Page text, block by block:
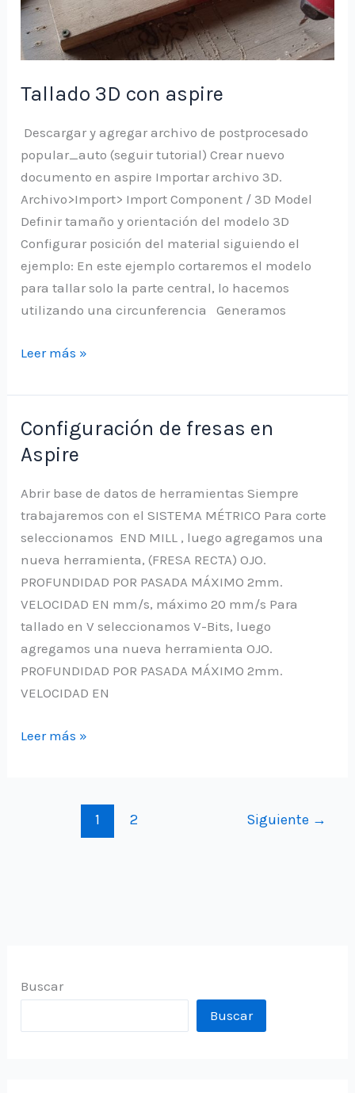
Tallado 3D con aspire
Descargar y agregar archivo de postprocesado
popular_auto (seguir tutorial) Crear nuevo
documento en aspire Importar archivo 3D.
Archivo>Import> Import Component / 3D Model
Definir tamaño y orientación del modelo 3D
Configurar posición del material siguiendo el
ejemplo: En este ejemplo cortaremos el modelo
para tallar solo la parte central, lo hacemos
utilizando una circunferencia Generamos
Tallado
con
aspire
Leer más »
Configuración de fresas en
Aspire
Abrir base de datos de herramientas Siempre
trabajaremos con el SISTEMA MÉTRICO Para corte
seleccionamos END MILL , luego agregamos una
nueva herramienta, (FRESA RECTA) OJO.
PROFUNDIDAD POR PASADA MÁXIMO 2mm.
VELOCIDAD EN mm/s, máximo 20 mm/s Para
tallado en V seleccionamos V-Bits, luego
agregamos una nueva herramienta OJO.
PROFUNDIDAD POR PASADA MÁXIMO 2mm.
VELOCIDAD EN
Configuración
Leer más »
1 2 Siguiente →
Buscar
Buscar